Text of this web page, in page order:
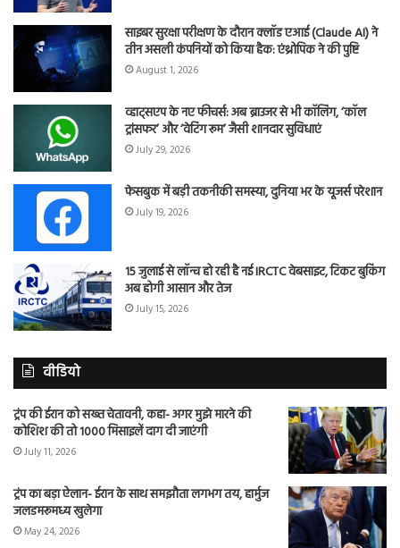
साइबर सुरक्षा परीक्षण के दौरान क्लॉड एआई (Claude AI) ने
तीन असली कंपनियों को किया हैक: एंथ्रोपिक ने की पुष्टि
August 1, 2026
व्हाट्सएप के नए फीचर्स: अब ब्राउजर से भी कॉलिंग, ‘कॉल
ट्रांसफर’ और ‘वेटिंग रूम’ जैसी शानदार सुविधाएं
July 29, 2026
फेसबुक में बड़ी तकनीकी समस्या, दुनिया भर के यूजर्स परेशान
July 19, 2026
15 जुलाई से लॉन्च हो रही है नई IRCTC वेबसाइट, टिकट बुकिंग
अब होगी आसान और तेज
July 15, 2026
वीडियो
ट्रंप की ईरान को सख्त चेतावनी, कहा- अगर मुझे मारने की
कोशिश की तो 1000 मिसाइलें दाग दी जाएंगी
July 11, 2026
ट्रंप का बड़ा ऐलान- ईरान के साथ समझौता लगभग तय, हार्मुज
जलडमरूमध्य खुलेगा
May 24, 2026